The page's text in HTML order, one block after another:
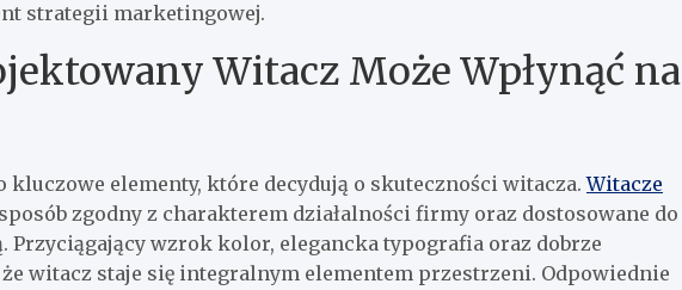
strategii marketingowej.
Witacz Może Wpłynąć na
kluczowe elementy, które decydują o skuteczności witacza.Witacze
zgodny z charakterem działalności firmy oraz dostosowane do
Przyciągający wzrok kolor, elegancka typografia oraz dobrze
witacz staje się integralnym elementem przestrzeni. Odpowiednie